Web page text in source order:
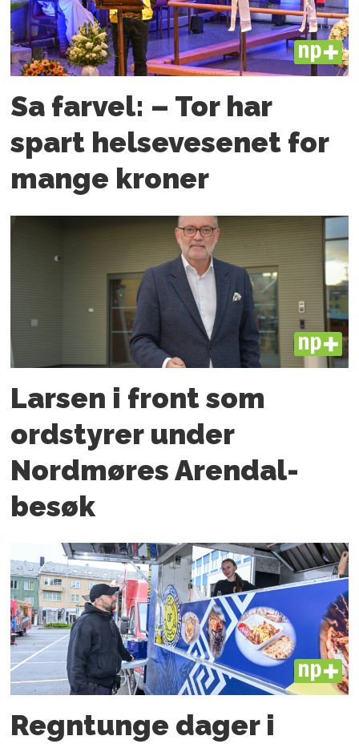
PLUS
Sa farvel: – Tor har
spart helsevesenet for
mange kroner
PLUS
Larsen i front som
ordstyrer under
Nordmøres Arendal-
besøk
PLUS
Regntunge dager i